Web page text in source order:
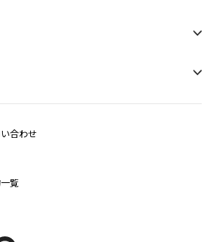
合わせ
覧